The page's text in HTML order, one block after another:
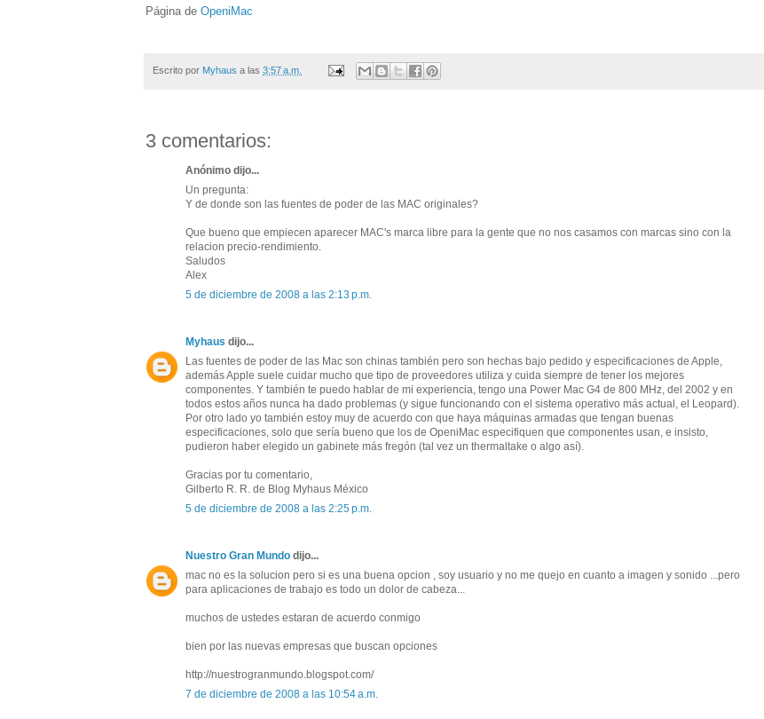
Página de OpeniMac
Escrito por Myhaus a las 3:57 a.m.
3 comentarios:
Anónimo dijo...
Un pregunta:
Y de donde son las fuentes de poder de las MAC originales?
Que bueno que empiecen aparecer MAC's marca libre para la gente que no nos casamos con marcas sino con la
relacion precio-rendimiento.
Saludos
Alex
5 de diciembre de 2008 a las 2:13 p.m.
Myhaus dijo...
Las fuentes de poder de las Mac son chinas también pero son hechas bajo pedido y especificaciones de Apple,
además Apple suele cuidar mucho que tipo de proveedores utiliza y cuida siempre de tener los mejores
componentes. Y también te puedo hablar de mi experiencia, tengo una Power Mac G4 de 800 MHz, del 2002 y en
todos estos años nunca ha dado problemas (y sigue funcionando con el sistema operativo más actual, el Leopard).
Por otro lado yo también estoy muy de acuerdo con que haya máquinas armadas que tengan buenas
especificaciones, solo que sería bueno que los de OpeniMac especifiquen que componentes usan, e insisto,
pudieron haber elegido un gabinete más fregón (tal vez un thermaltake o algo así).
Gracias por tu comentario,
Gilberto R. R. de Blog Myhaus México
5 de diciembre de 2008 a las 2:25 p.m.
Nuestro Gran Mundo dijo...
mac no es la solucion pero si es una buena opcion , soy usuario y no me quejo en cuanto a imagen y sonido ...pero
para aplicaciones de trabajo es todo un dolor de cabeza...
muchos de ustedes estaran de acuerdo conmigo
bien por las nuevas empresas que buscan opciones
http://nuestrogranmundo.blogspot.com/
7 de diciembre de 2008 a las 10:54 a.m.